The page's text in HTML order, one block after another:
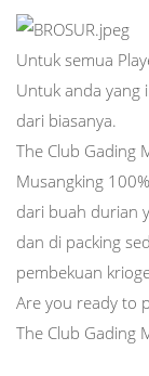
Untuk semua
Untuk anda yang
dari biasanya.
The Club Gading
Musangking
dari buah durian
dan di packing
pembekuan
Are you ready to
The Club Gading